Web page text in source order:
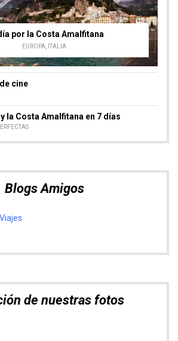
por la Costa Amalfitana
EUROPA ITALIA
cine
la Costa Amalfitana en 7 días
Blogs Amigos
de nuestras fotos